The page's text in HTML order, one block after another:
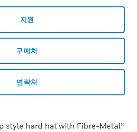
지원
구매처
연락처
style hard hat with Fibre-Metal®